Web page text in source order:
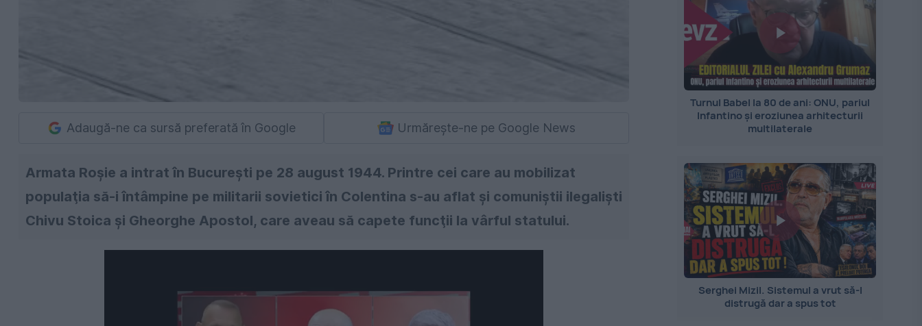
Adaugă-ne ca sursă preferată în Google Urmărește-ne pe Google News
Armata Roşie a intrat în Bucureşti pe 28 august 1944. Printre cei care au mobilizat
populaţia să-i întâmpine pe militarii sovietici în Colentina s-au aflat şi comuniştii ilegalişti
Chivu Stoica şi Gheorghe Apostol, care aveau să capete funcţii la vârful statului.
Turnul Babel la 80 de ani: ONU, pariul
Infantino și eroziunea arhitecturii
multilaterale
Serghei Mizil. Sistemul a vrut să-l
distrugă dar a spus tot